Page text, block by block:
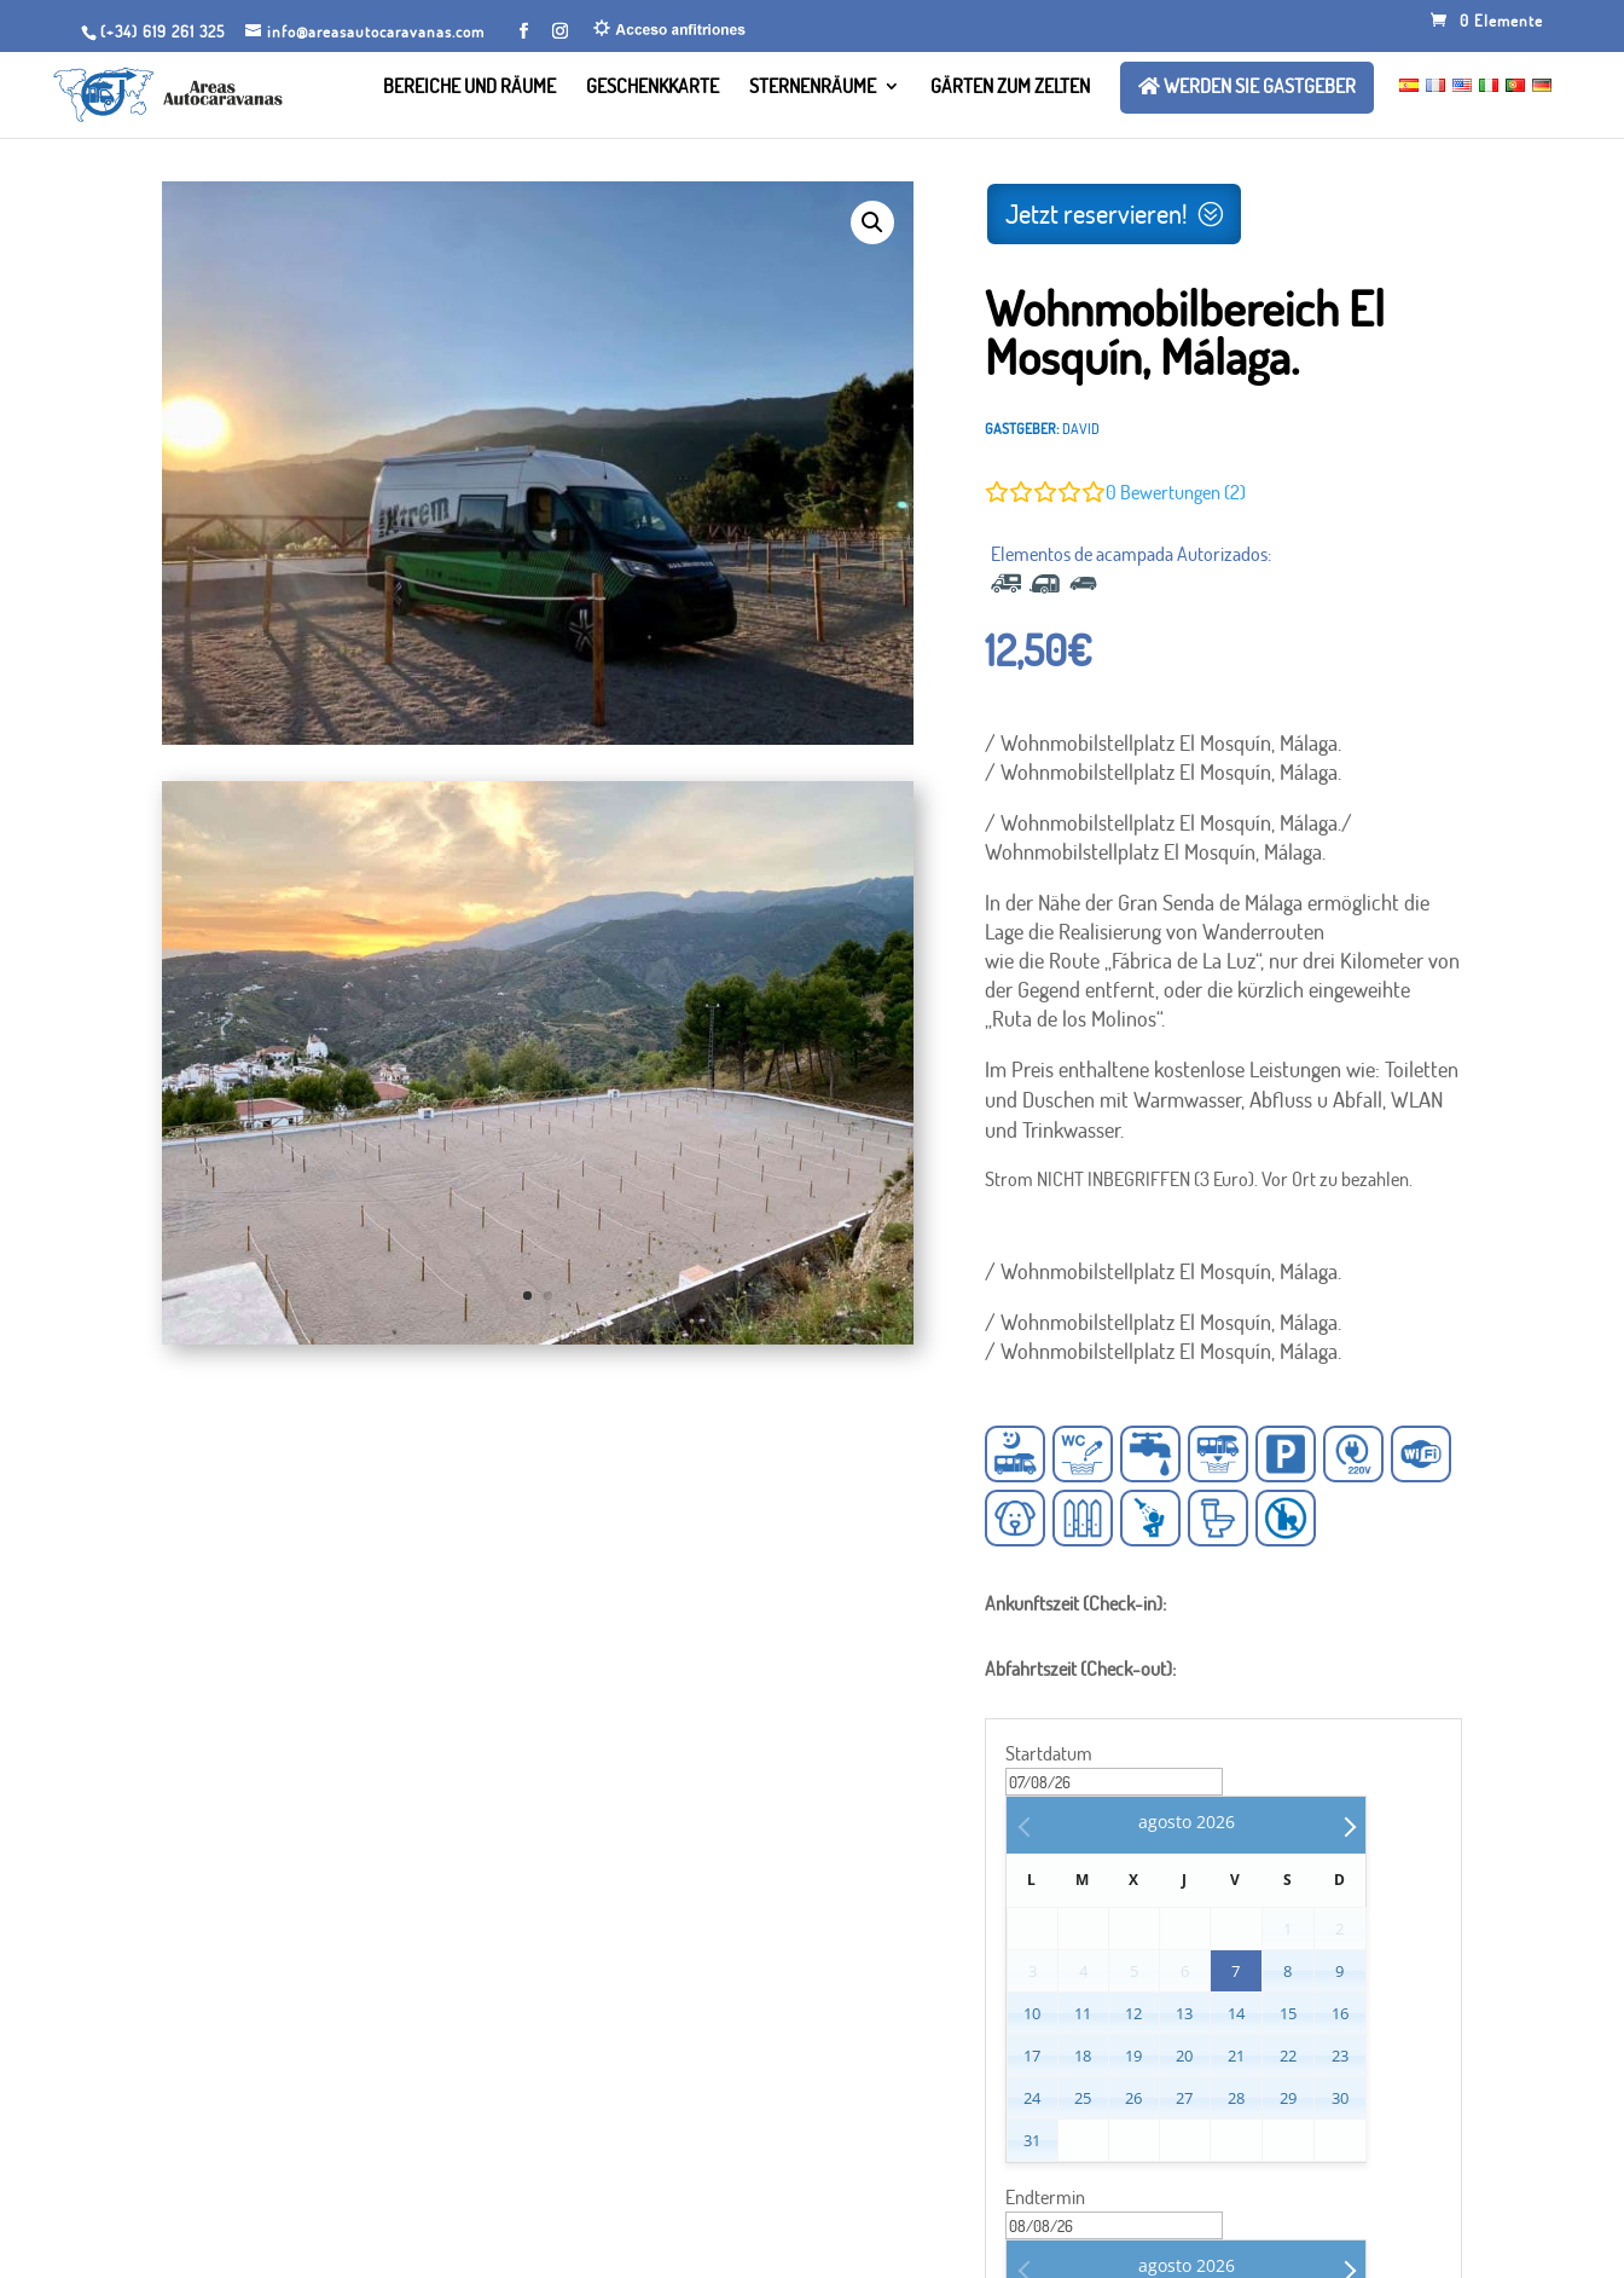
(+34) 619 261 325 info@areasautocaravanas.com
0 Elemente
BEREICHE UND RÄUME GESCHENKKARTE STERNENRÄUME GÄRTEN ZUM ZELTEN
WERDEN SIE GASTGEBER
Jetzt reservieren!
Wohnmobilbereich El
Mosquín, Málaga.
GASTGEBER:DAVID
0 Bewertungen (2)
12,50€
/ Wohnmobilstellplatz El Mosquín, Málaga.
/ Wohnmobilstellplatz El Mosquín, Málaga.
/ Wohnmobilstellplatz El Mosquín, Málaga./
Wohnmobilstellplatz El Mosquín, Málaga.
In der Nähe der Gran Senda de Málaga ermöglicht die
Lage die Realisierung von Wanderrouten
wie die Route „Fábrica de La Luz“, nur drei Kilometer von
der Gegend entfernt, oder die kürzlich eingeweihte
„Ruta de los Molinos“.
Im Preis enthaltene kostenlose Leistungen wie: Toiletten
und Duschen mit Warmwasser, Abfluss u Abfall, WLAN
und Trinkwasser.
Strom NICHT INBEGRIFFEN (3 Euro). Vor Ort zu bezahlen.
/ Wohnmobilstellplatz El Mosquín, Málaga.
/ Wohnmobilstellplatz El Mosquín, Málaga.
/ Wohnmobilstellplatz El Mosquín, Málaga.
Ankunftszeit (Check-in):
Abfahrtszeit (Check-out):
Startdatum
agosto 2026
L M X J V S D
1
2
3
4 5 6 7 8
9
10
11 12 13 14 15
16
17
18 19 20 21 22
23
24
25 26 27 28 29
30
31
Endtermin
agosto 2026